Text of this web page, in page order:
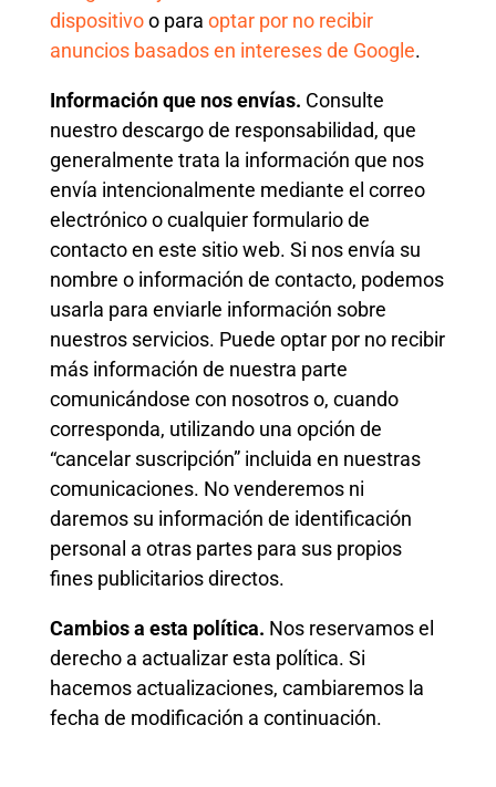
dispositivo o para optar por no recibir
anuncios basados ​​en intereses de Google.
Información que nos envías. Consulte
nuestro descargo de responsabilidad, que
generalmente trata la información que nos
envía intencionalmente mediante el correo
electrónico o cualquier formulario de
contacto en este sitio web. Si nos envía su
nombre o información de contacto, podemos
usarla para enviarle información sobre
nuestros servicios. Puede optar por no recibir
más información de nuestra parte
comunicándose con nosotros o, cuando
corresponda, utilizando una opción de
“cancelar suscripción” incluida en nuestras
comunicaciones. No venderemos ni
daremos su información de identificación
personal a otras partes para sus propios
fines publicitarios directos.
Cambios a esta política. Nos reservamos el
derecho a actualizar esta política. Si
hacemos actualizaciones, cambiaremos la
fecha de modificación a continuación.